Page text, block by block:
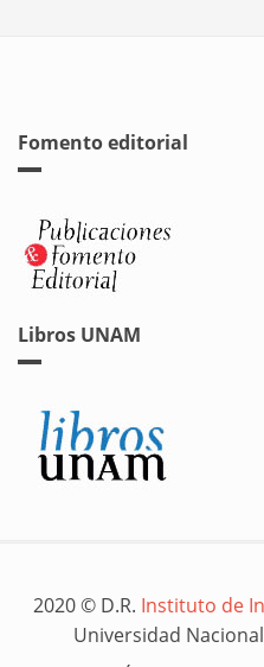
Fomento editorial
Libros UNAM
2020 © D.R. Instituto de
Universidad